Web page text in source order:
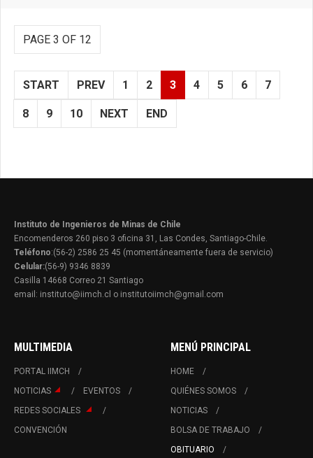
PAGE 3 OF 12
START PREV 1 2 3 4 5 6 7
8 9 10 NEXT END
Instituto de Ingenieros de Minas de Chile
Encomenderos 260 piso 3 oficina 31, Las Condes, Santiago-Chile.
Teléfono:(56-2) 2586 25 45 (momentáneamente fuera de servicio)
Celular:(56-9) 9346 8839
Casilla 14668 Correo 21 Santiago
email: instituto@iimch.cl o institutoiimch@gmail.com
MULTIMEDIA
PORTAL IIMCH
NOTICIAS
EVENTOS
REDES SOCIALES
CONVENCIÓN
MENÚ PRINCIPAL
HOME
QUIÉNES SOMOS
NOTICIAS
BOLSA DE TRABAJO
OBITUARIO